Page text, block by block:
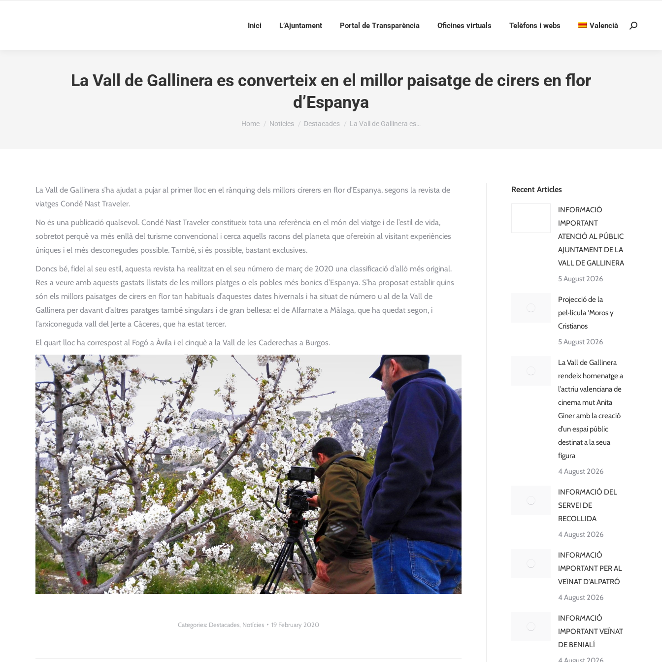
Inici L’Ajuntament Portal de Transparència Oficines virtuals Telèfons i webs Valencià Search:
La Vall de Gallinera es converteix en el millor paisatge de cirers en flor
d’Espanya
You are here:
Home Notícies Destacades La Vall de Gallinera es…
La Vall de Gallinera s’ha ajudat a pujar al primer lloc en el rànquing dels millors cirerers en flor d’Espanya, segons la revista de
viatges Condé Nast Traveler.
No és una publicació qualsevol. Condé Nast Traveler constitueix tota una referència en el món del viatge i de l’estil de vida,
sobretot perquè va més enllà del turisme convencional i cerca aquells racons del planeta que ofereixin al visitant experiències
úniques i el més desconegudes possible. També, si és possible, bastant exclusives.
Doncs bé, fidel al seu estil, aquesta revista ha realitzat en el seu número de març de 2020 una classificació d’allò més original.
Res a veure amb aquests gastats llistats de les millors platges o els pobles més bonics d’Espanya. S’ha proposat establir quins
són els millors paisatges de cirers en flor tan habituals d’aquestes dates hivernals i ha situat de número u al de la Vall de
Gallinera per davant d’altres paratges també singulars i de gran bellesa: el de Alfarnate a Màlaga, que ha quedat segon, i
l’arxiconeguda vall del Jerte a Càceres, que ha estat tercer.
El quart lloc ha correspost al Fogó a Àvila i el cinquè a la Vall de les Caderechas a Burgos.
Categories: Destacades, Notícies 19 February 2020
Recent Articles
INFORMACIÓ
IMPORTANT
ATENCIÓ AL PÚBLIC
AJUNTAMENT DE LA
VALL DE GALLINERA
5 August 2026
Projecció de la
pel·lícula ‘Moros y
Cristianos
5 August 2026
La Vall de Gallinera
rendeix homenatge a
l’actriu valenciana de
cinema mut Anita
Giner amb la creació
d’un espai públic
destinat a la seua
figura
4 August 2026
INFORMACIÓ DEL
SERVEI DE
RECOLLIDA
4 August 2026
INFORMACIÓ
IMPORTANT PER AL
VEÏNAT D’ALPATRÓ
4 August 2026
INFORMACIÓ
IMPORTANT VEÏNAT
DE BENIALÍ